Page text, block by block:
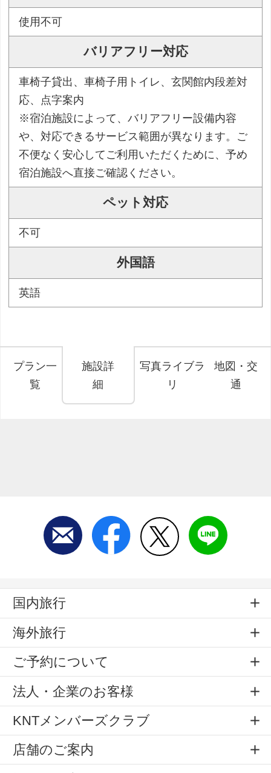
使用不可
バリアフリー対応
車椅子貸出、車椅子用トイレ、玄関館内段差対
応、点字案内
※宿泊施設によって、バリアフリー設備内容
や、対応できるサービス範囲が異なります。ご
不便なく安心してご利用いただくために、予め
宿泊施設へ直接ご確認ください。
ペット対応
不可
外国語
英語
プラン一
覧
施設詳
細
写真ライブラ
リ
地図・交
通
国内旅行
海外旅行
ご予約について
法人・企業のお客様
KNTメンバーズクラブ
店舗のご案内